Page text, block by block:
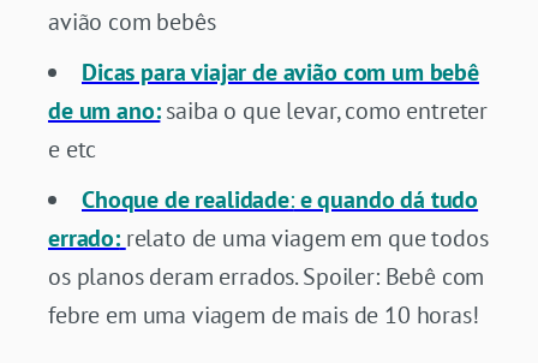
avião com bebês
Dicas para viajar de avião com um bebê
de um ano:saiba o que levar, como entreter
e etc
Choque de realidade:e quando dá tudo
errado: relato de uma viagem em que todos
os planos deram errados. Spoiler: Bebê com
febre em uma viagem de mais de 10 horas!